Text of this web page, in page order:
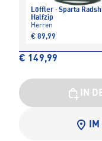
Löffler· Sparta
Halfzip
Herren
€ 89,99
€ 149,99
IN